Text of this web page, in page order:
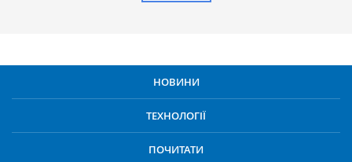
НОВИНИ
ТЕХНОЛОГІЇ
ПОЧИТАТИ